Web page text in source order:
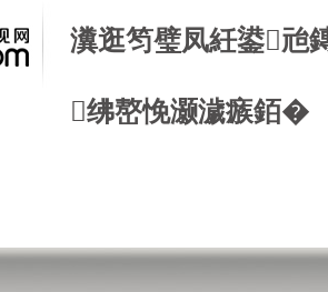
瀵逛笉璧凤紝鍙兘
绋嶅悗灏濊瘯銆�